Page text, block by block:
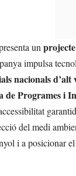
un
impulsa
nacionals
Programes i
del medi
i a posicionar